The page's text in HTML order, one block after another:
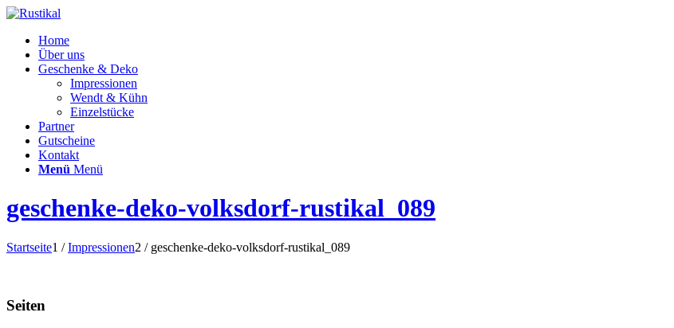
Home
Über uns
Geschenke & Deko
Impressionen
Wendt & Kühn
Einzelstücke
Partner
Gutscheine
Kontakt
Menü Menü
geschenke-deko-volksdorf-rustikal_089
Startseite1 / Impressionen2 / geschenke-deko-volksdorf-rustikal_089
Seiten